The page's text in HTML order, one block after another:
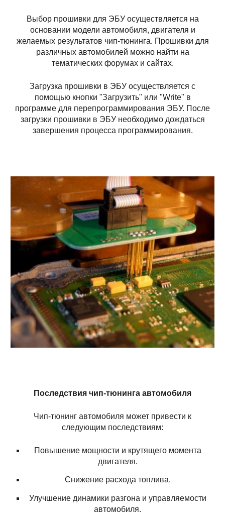
Выбор прошивки для ЭБУ осуществляется на
основании модели автомобиля, двигателя и
желаемых результатов чип-тюнинга. Прошивки для
различных автомобилей можно найти на
тематических форумах и сайтах.
Загрузка прошивки в ЭБУ осуществляется с
помощью кнопки "Загрузить" или "Write" в
программе для перепрограммирования ЭБУ. После
загрузки прошивки в ЭБУ необходимо дождаться
завершения процесса программирования.
Последствия чип-тюнинга автомобиля
Чип-тюнинг автомобиля может привести к
следующим последствиям:
Повышение мощности и крутящего момента
двигателя.
Снижение расхода топлива.
Улучшение динамики разгона и управляемости
автомобиля.